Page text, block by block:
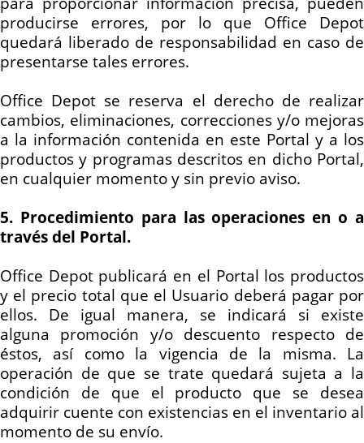
producirse errores, por lo que Office Depot
quedará liberado de responsabilidad en caso de
presentarse tales errores.
Office Depot se reserva el derecho de realizar
cambios, eliminaciones, correcciones y/o mejoras
a la información contenida en este Portal y a los
productos y programas descritos en dicho Portal,
en cualquier momento y sin previo aviso.
5. Procedimiento para las operaciones en o a
través del Portal.
Office Depot publicará en el Portal los productos
y el precio total que el Usuario deberá pagar por
ellos. De igual manera, se indicará si existe
alguna promoción y/o descuento respecto de
éstos, así como la vigencia de la misma. La
operación de que se trate quedará sujeta a la
condición de que el producto que se desea
adquirir cuente con existencias en el inventario al
momento de su envío.